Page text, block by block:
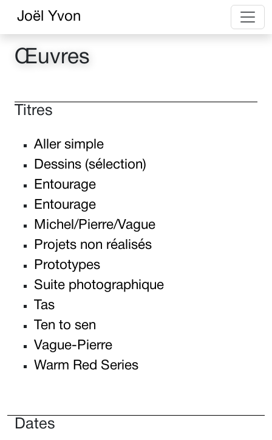
Joël Yvon
Œuvres
Titres
Aller simple
Dessins (sélection)
Entourage
Entourage
Michel/Pierre/Vague
Projets non réalisés
Prototypes
Suite photographique
Tas
Ten to sen
Vague-Pierre
Warm Red Series
Dates